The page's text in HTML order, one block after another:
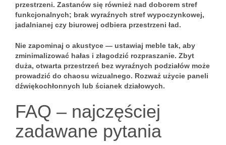
przestrzeni. Zastanów się również nad doborem stref
funkcjonalnych; brak wyraźnych stref wypoczynkowej,
jadalnianej czy biurowej odbiera przestrzeni ład.
Nie zapominaj o akustyce — ustawiaj meble tak, aby
zminimalizować hałas i złagodzić rozpraszanie. Zbyt
duża, otwarta przestrzeń bez wyraźnych podziałów może
prowadzić do chaosu wizualnego. Rozważ użycie paneli
dźwiękochłonnych lub ścianek działowych.
FAQ – najczęściej
zadawane pytania